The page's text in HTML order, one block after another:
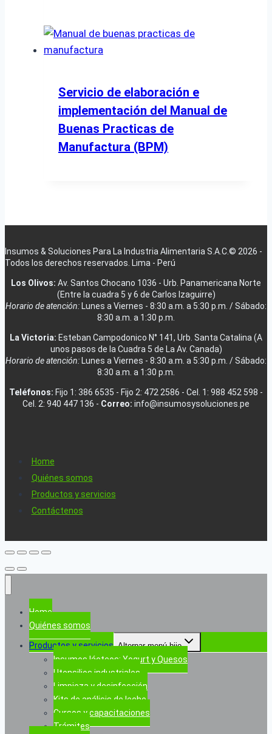
Servicio de elaboración e
implementación del Manual de
Buenas Practicas de
Manufactura (BPM)
Insumos & Soluciones Para La Industria Alimentaria S.A.C.© 2026 -
Todos los derechos reservados. Lima - Perú
Los Olivos: Av. Santos Chocano 1036 - Urb. Panamericana Norte
(Entre la cuadra 5 y 6 de Carlos Izaguirre)
Horario de atención: Lunes a Viernes - 8:30 a.m. a 5:30 p.m. / Sábado:
8:30 a.m. a 1:30 p.m.
La Victoria: Esteban Campodonico N° 141, Urb. Santa Catalina (A
unos pasos de la Cuadra 5 de La Av. Canada)
Horario de atención: Lunes a Viernes - 8:30 a.m. a 5:30 p.m. / Sábado:
8:30 a.m. a 1:30 p.m.
Teléfonos: Fijo 1: 386 6535 - Fijo 2: 472 2586 - Cel. 1: 988 452 598 -
Cel. 2: 940 447 136 - Correo: info@insumosysoluciones.pe
Home
Quiénes somos
Productos y servicios
Contáctenos
Home
Quiénes somos
Productos y servicios Alternar menú hijo
Insumos lácteos: Yogurt y Quesos
Utensilios industriales
Limpieza y desinfección
Kits de análisis de leche
Cursos y capacitaciones
Trámites